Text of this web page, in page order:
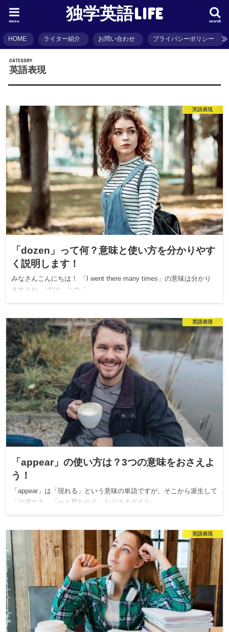
独学英語LIFE search
menu
HOME ライター紹介 お問い合わせ プライバシーポリシー
CATEGORY
英語表現
英語表現
「dozen」って何？意味と使い方を分かりやす
く説明します！
みなさんこんにちは！ 「I went there many times」の意味は分かり
ますよね。 では、この「…
英語表現
「appear」の使い方は？3つの意味をおさえよ
う！
「appear」は「現れる」という意味の単語ですが、そこから派生して
「出場する」「〜と思われる」などさまざまな…
英語表現